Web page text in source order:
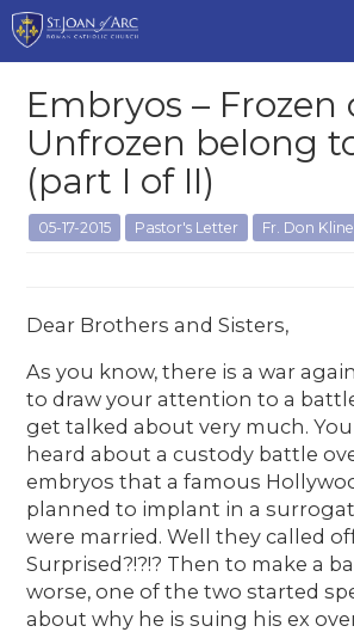
Embryos – Frozen
Unfrozen belong
(part I of II)
05-17-2015 Pastor's Letter Fr. Don Kline
Dear Brothers and Sisters,
As you know, there is a war
to draw your attention to a
get talked about very much.
heard about a custody battle
embryos that a famous
planned to implant in a
were married. Well they called
Surprised?!?!? Then to make a
worse, one of the two started
about why he is suing his ex